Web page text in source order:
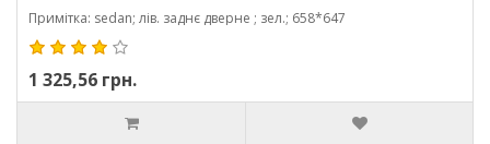
Примітка: sedan; лів. заднє дверне ; зел.; 658*647
1 325,56 грн.